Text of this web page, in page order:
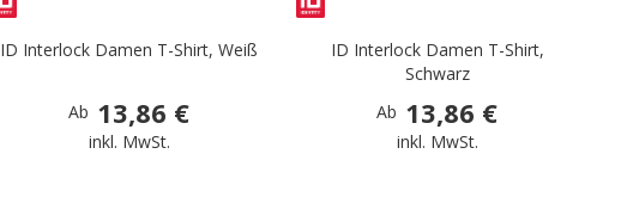
ID Interlock Damen T-Shirt, Weiß
Ab 13,86 €
inkl. MwSt.
ID Interlock Damen T-Shirt,
Schwarz
Ab 13,86 €
inkl. MwSt.